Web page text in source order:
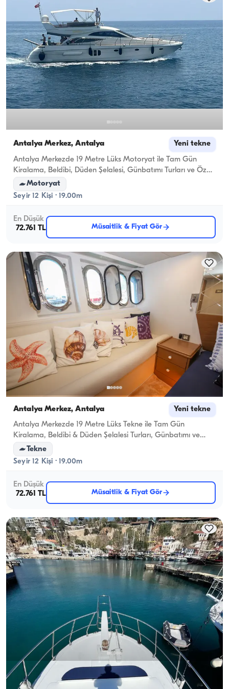
Antalya Merkez, Antalya Yeni tekne
Antalya Merkezde 19 Metre Lüks Motoryat ile Tam Gün
Kiralama, Beldibi, Düden Şelalesi, Günbatımı Turları ve Özel
Kutlamalar
Motoryat
Seyir 12 Kişi · 19.00m
En Düşük
72.761 TL
Müsaitlik & Fiyat Gör
Antalya Merkez, Antalya Yeni tekne
Antalya Merkezde 19 Metre Lüks Tekne ile Tam Gün
Kiralama, Beldibi & Düden Şelalesi Turları, Günbatımı ve
Özel Kutlamalar
Tekne
Seyir 12 Kişi · 19.00m
En Düşük
72.761 TL
Müsaitlik & Fiyat Gör
Antalya Merkez, Antalya Yeni tekne